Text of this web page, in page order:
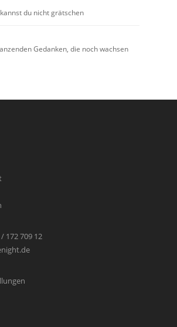
du nicht grätschen
Gedanken, die noch wachsen
172 709 12